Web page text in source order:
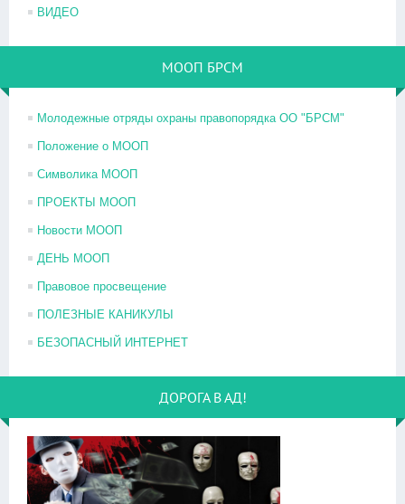
ВИДЕО
МООП БРСМ
Молодежные отряды охраны правопорядка ОО "БРСМ"
Положение о МООП
Символика МООП
ПРОЕКТЫ МООП
Новости МООП
ДЕНЬ МООП
Правовое просвещение
ПОЛЕЗНЫЕ КАНИКУЛЫ
БЕЗОПАСНЫЙ ИНТЕРНЕТ
ДОРОГА В АД!